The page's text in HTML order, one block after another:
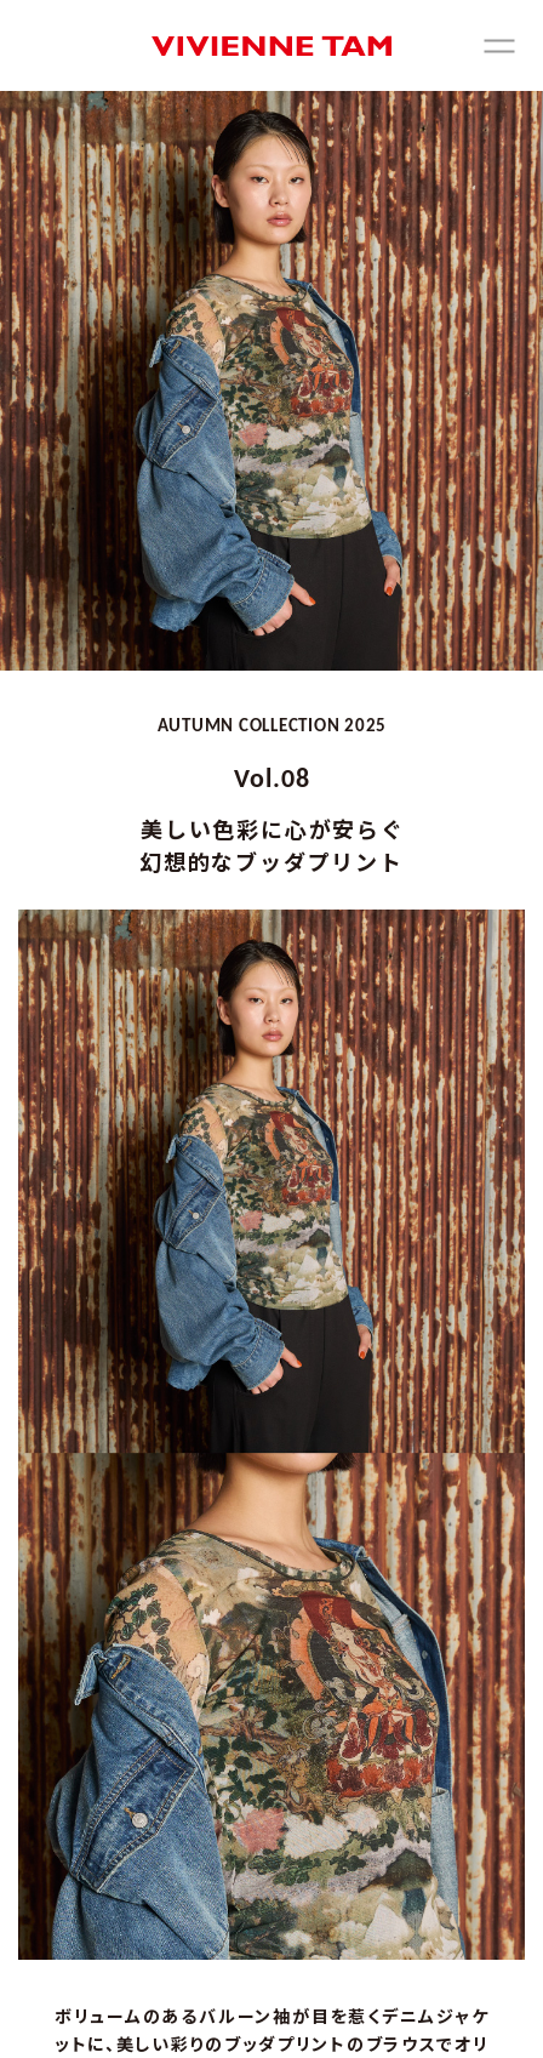
AUTUMN COLLECTION 2025
Vol.08
美しい色彩に心が安らぐ
幻想的なブッダプリント
ボリュームのあるバルーン袖が目を惹くデニムジャケ
ットに、美しい彩りのブッダプリントのブラウスでオリ